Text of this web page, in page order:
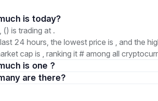
1. How much is today?
() is trading at .
24 hours, the lowest price is , and the
cap is , ranking it # among all
much is one ?
3. How many are there?